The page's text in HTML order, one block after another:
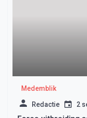
Medemblik
Redactie 2